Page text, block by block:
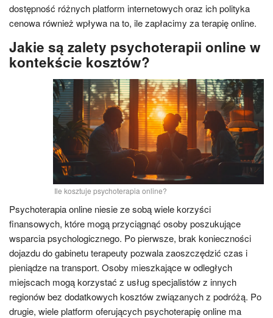
dostępność różnych platform internetowych oraz ich polityka
cenowa również wpływa na to, ile zapłacimy za terapię online.
Jakie są zalety psychoterapii online w
kontekście kosztów?
Ile kosztuje psychoterapia online?
Psychoterapia online niesie ze sobą wiele korzyści
finansowych, które mogą przyciągnąć osoby poszukujące
wsparcia psychologicznego. Po pierwsze, brak konieczności
dojazdu do gabinetu terapeuty pozwala zaoszczędzić czas i
pieniądze na transport. Osoby mieszkające w odległych
miejscach mogą korzystać z usług specjalistów z innych
regionów bez dodatkowych kosztów związanych z podróżą. Po
drugie, wiele platform oferujących psychoterapię online ma